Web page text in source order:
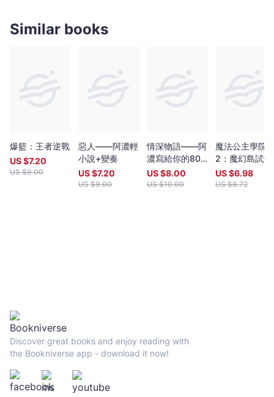
Similar books
爆籃：王者逆戰
US $7.20
US $9.00
惡人——阿濃輕
小說+變奏
US $7.20
US $9.00
情深物語——阿
濃寫給你的80
個愛的小故事
US $8.00
US $10.00
魔法公主學院
2：魔幻島試煉
US $6.98
US $8.72
Discover great books and enjoy reading with
the Bookniverse app - download it now!